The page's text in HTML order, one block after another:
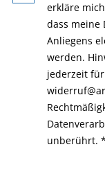
erkläre
dass meine
Anliegens
werden.
jederzeit
unberührt. *